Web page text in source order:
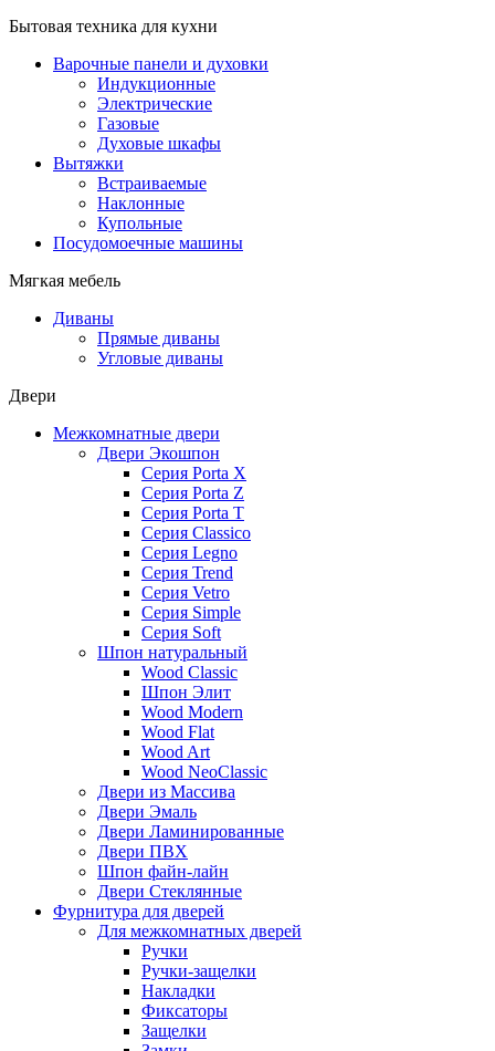
Бытовая техника для кухни
Варочные панели и духовки
Индукционные
Электрические
Газовые
Духовые шкафы
Вытяжки
Встраиваемые
Наклонные
Купольные
Посудомоечные машины
Мягкая мебель
Диваны
Прямые диваны
Угловые диваны
Двери
Межкомнатные двери
Двери Экошпон
Серия Porta X
Серия Porta Z
Серия Porta T
Серия Classico
Серия Legno
Серия Trend
Серия Vetro
Серия Simple
Серия Soft
Шпон натуральный
Wood Classic
Шпон Элит
Wood Modern
Wood Flat
Wood Art
Wood NeoClassic
Двери из Массива
Двери Эмаль
Двери Ламинированные
Двери ПВХ
Шпон файн-лайн
Двери Стеклянные
Фурнитура для дверей
Для межкомнатных дверей
Ручки
Ручки-защелки
Накладки
Фиксаторы
Защелки